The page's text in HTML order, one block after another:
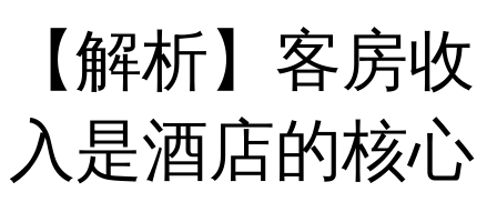
【解析】客房收
入是酒店的核心